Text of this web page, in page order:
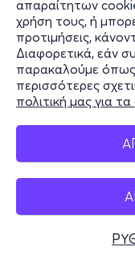
απαραίτητων
χρήση τους, ή
προτιμήσεις,
Διαφορετικά, εάν
παρακαλούμε όπως
περισσότερες
πολιτική μας για